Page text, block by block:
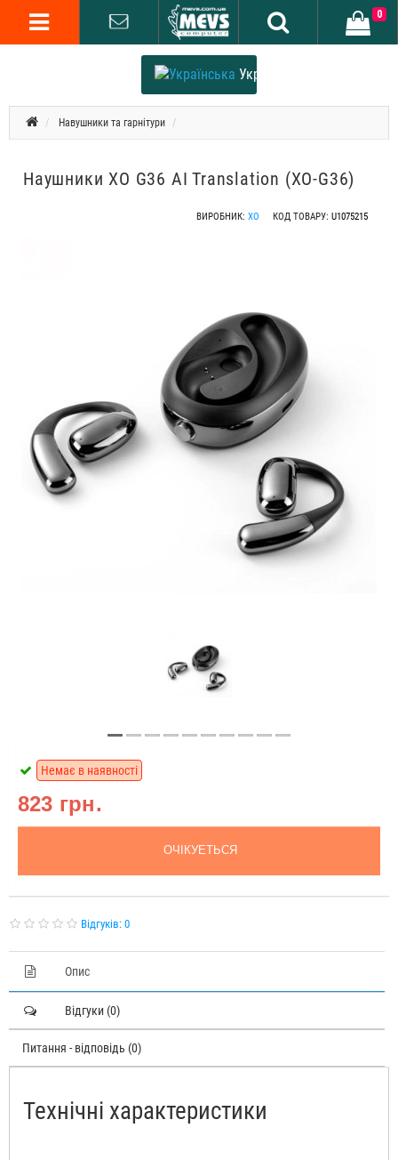
Українська
0
Навушники та гарнітури
Наушники XO G36 AI Translation (XO-G36)
ВИРОБНИК: XO КОД ТОВАРУ: U1075215
823 грн.
Немає в наявності
ОЧIКУЕТЬСЯ
Відгуків: 0
Опис
Відгуки (0)
Питання - відповідь (0)
Технічні характеристики